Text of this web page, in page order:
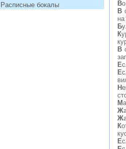
Расписные бокалы
В
В
Б
К
В
Е
Е
Н
М
Ж
Ж
К
Е